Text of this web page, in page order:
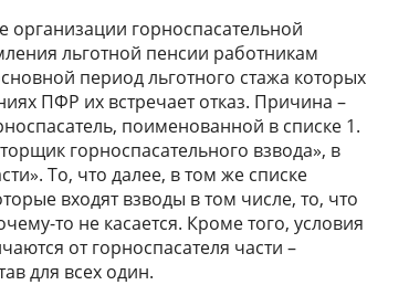
организации горноспасательной
льготной пенсии работникам
период льготного стажа которых
ПФР их встречает отказ. Причина –
поименованной в списке 1.
горноспасательного взвода», в
То, что далее, в том же списке
входят взводы в том числе, то, что
то не касается. Кроме того, условия
от горноспасателя части –
для всех один.